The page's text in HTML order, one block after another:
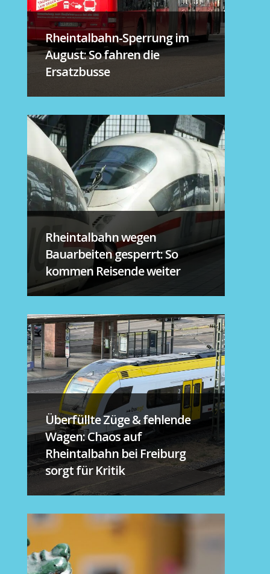
Rheintalbahn-Sperrung im
August: So fahren die
Ersatzbusse
Rheintalbahn wegen
Bauarbeiten gesperrt: So
kommen Reisende weiter
Überfüllte Züge & fehlende
Wagen: Chaos auf
Rheintalbahn bei Freiburg
sorgt für Kritik